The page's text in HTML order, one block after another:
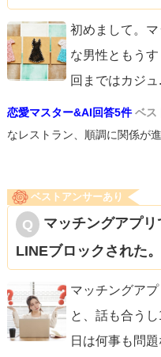
初めまして。
な男性ともう
回まではカジュ
恋愛マスター&AI回答5件 ベス
なレストラン、順調に関係が
ベストアンサーあり
マッチングアプ
LINEブロックされた
マッチングア
と、話も合う
日は何事も問題